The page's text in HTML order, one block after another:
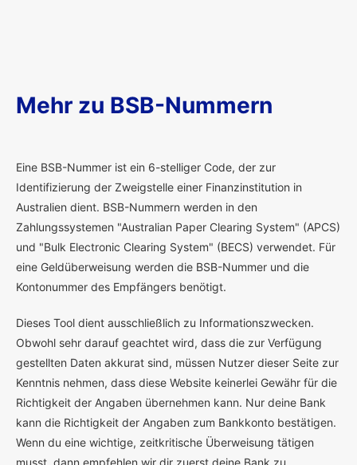
Mehr zu BSB-Nummern
Eine BSB-Nummer ist ein 6-stelliger Code, der zur
Identifizierung der Zweigstelle einer Finanzinstitution in
Australien dient. BSB-Nummern werden in den
Zahlungssystemen "Australian Paper Clearing System" (APCS)
und "Bulk Electronic Clearing System" (BECS) verwendet. Für
eine Geldüberweisung werden die BSB-Nummer und die
Kontonummer des Empfängers benötigt.
Dieses Tool dient ausschließlich zu Informationszwecken.
Obwohl sehr darauf geachtet wird, dass die zur Verfügung
gestellten Daten akkurat sind, müssen Nutzer dieser Seite zur
Kenntnis nehmen, dass diese Website keinerlei Gewähr für die
Richtigkeit der Angaben übernehmen kann. Nur deine Bank
kann die Richtigkeit der Angaben zum Bankkonto bestätigen.
Wenn du eine wichtige, zeitkritische Überweisung tätigen
musst, dann empfehlen wir dir zuerst deine Bank zu